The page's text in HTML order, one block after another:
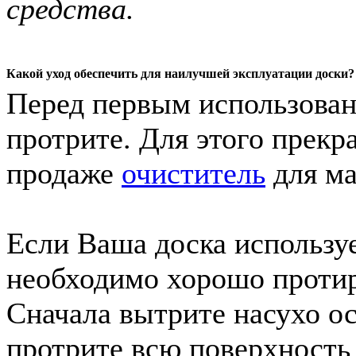
средства.
Какой уход обеспечить для наилучшей эксплуатации доски?
Перед первым
протрите. Для этого
продаже очиститель для
Если Ваша доска
необходимо хорошо
Сначала вытрите насухо
протрите всю